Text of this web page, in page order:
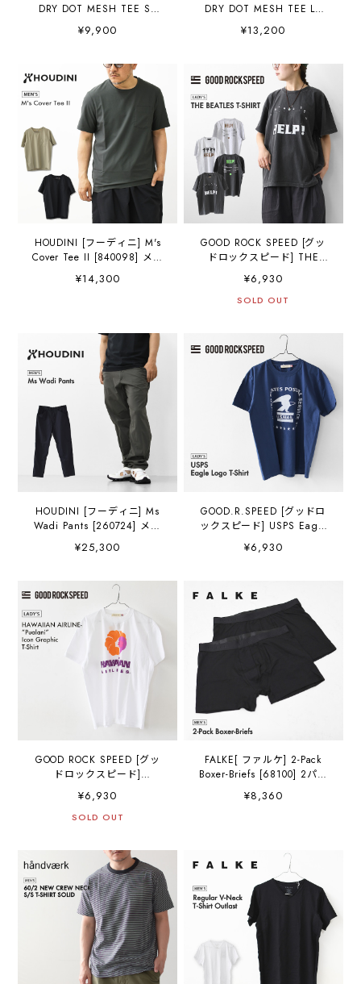
DRY DOT MESH TEE SS
[GS2601-C06] ドライ ドッ
ト メッシュ ティー ショー
メッシュ素材・速乾性・通
気性・キャンプ・アウトド
ア・MEN'S [2026SS]
¥9,900
DRY DOT MESH TEE LS
[GS2601-C05] ドライ ドッ
ト メッシュ ティー ロング
ッシュ素材・速乾性・通気
性・キャンプ・アウトド
ア・MEN'S [2026SS]
¥13,200
HOUDINI [フーディニ] M's
Cover Tee II [840098] メン
ズ カバー ティー ツー・半
袖Tシャツ・速乾・リサイク
ー・MEN'S [2026SS]
¥14,300
GOOD ROCK SPEED [グッ
ドロックスピード] THE
BEATLES T-SHIRT
[26BTL003W] ザ ビートル
ズ Tシャツ・ 綿TEE・半
LADY'S [2026SS]
¥6,930
SOLD OUT
HOUDINI [フーディニ] Ms
Wadi Pants [260724] メン
ズ ワディ パンツ・リラック
スパンツ・超軽量・速乾
ッカブル・登山・クライミ
ング・アウトドア・アクテ
ィビティ・キャンプ・旅
行・MEN'S [2026SS]
¥25,300
GOOD.R.SPEED [グッドロ
ックスピード] USPS Eagle
Logo T-Shirt
[260USP009W] USPSイーグ
ツ・カンパニーロゴ・アメ
カジ・ヴィンテージ・ロゴT
シャツ・プリントTシャツ
LADY'S [2026SS]
¥6,930
GOOD ROCK SPEED [グッ
ドロックスピード]
HAWAIIAN
AIRLINE-“Pualani” Icon
Graphic T-Shirt
航空 ”プアラニ"アイコング
ラフィックTシャツ・半袖T
シャツ・ショートスリー
ブ・MEN'S / LADY'S
[2026SS]
¥6,930
SOLD OUT
FALKE[ ファルケ] 2-Pack
Boxer-Briefs [68100] 2パッ
クボクサーブリーフ・肌
着・柔らか素材・快適・
¥8,360